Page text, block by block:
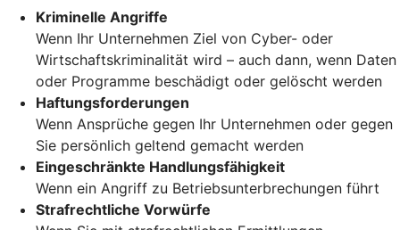
Kriminelle Angriffe
Wenn Ihr Unternehmen Ziel von Cyber- oder
Wirtschaftskriminalität wird – auch dann, wenn Daten
oder Programme beschädigt oder gelöscht werden
Haftungsforderungen
Wenn Ansprüche gegen Ihr Unternehmen oder gegen
Sie persönlich geltend gemacht werden
Eingeschränkte Handlungsfähigkeit
Wenn ein Angriff zu Betriebsunterbrechungen führt
Strafrechtliche Vorwürfe